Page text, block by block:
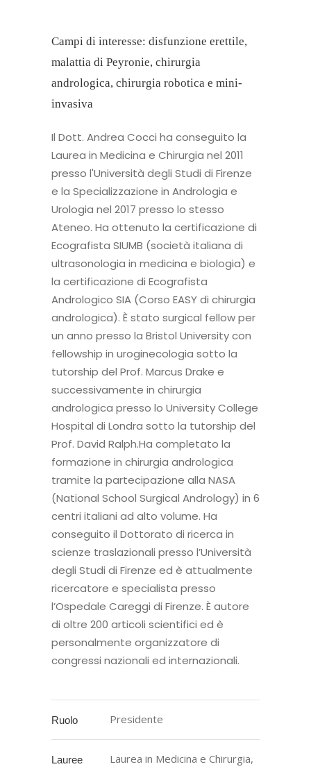
Campi di interesse: disfunzione erettile,
malattia di Peyronie, chirurgia
andrologica, chirurgia robotica e mini-
invasiva
Il Dott. Andrea Cocci ha conseguito la
Laurea in Medicina e Chirurgia nel 2011
presso l'Università degli Studi di Firenze
e la Specializzazione in Andrologia e
Urologia nel 2017 presso lo stesso
Ateneo. Ha ottenuto la certificazione di
Ecografista SIUMB (società italiana di
ultrasonologia in medicina e biologia) e
la certificazione di Ecografista
Andrologico SIA (Corso EASY di chirurgia
andrologica). È stato surgical fellow per
un anno presso la Bristol University con
fellowship in uroginecologia sotto la
tutorship del Prof. Marcus Drake e
successivamente in chirurgia
andrologica presso lo University College
Hospital di Londra sotto la tutorship del
Prof. David Ralph.Ha completato la
formazione in chirurgia andrologica
tramite la partecipazione alla NASA
(National School Surgical Andrology) in 6
centri italiani ad alto volume. Ha
conseguito il Dottorato di ricerca in
scienze traslazionali presso l’Università
degli Studi di Firenze ed è attualmente
ricercatore e specialista presso
l’Ospedale Careggi di Firenze. È autore
di oltre 200 articoli scientifici ed è
personalmente organizzatore di
congressi nazionali ed internazionali.
Ruolo Presidente
Lauree
Laurea in Medicina e Chirurgia,